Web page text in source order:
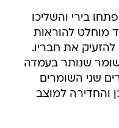
בירי והשליכו
מוחלט להוראות
את חבריו.
שנותר בעמדה
שני השומרים
והחדירה למוצב